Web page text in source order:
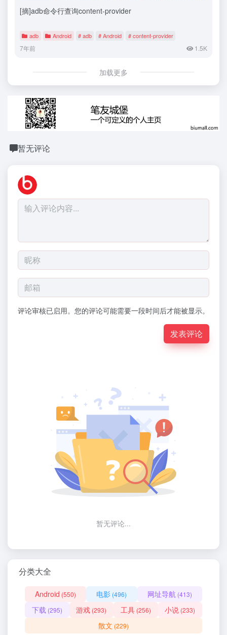
[摘]adb命令行查询content-provider
adb Android # adb # Android # content-provider
7年前 1.5K
加载更多
暂无评论
评论审核已启用。您的评论可能需要一段时间后才能被显示。
发表评论
暂无评论...
分类大全
Android (550) 电影 (496) 网址导航 (413)
下载 (295) 游戏 (293) 工具(256) 小说 (233)
散文 (229)